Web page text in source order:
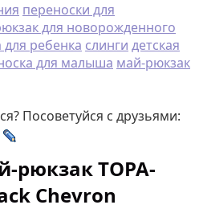
переноски для
для новорожденного
для ребенка слинги детская
для малыша май-рюкзак
Посоветуйся с друзьями:
рюкзак TOPA-
Chevron